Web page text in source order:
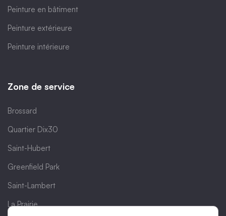
Peinture en bâtiment
Peinture extérieure
Peinture intérieure
Zone de service
Brossard
Quartier Dix30
Saint-Hubert
Greenfield Park
Saint-Lambert
La Prairie